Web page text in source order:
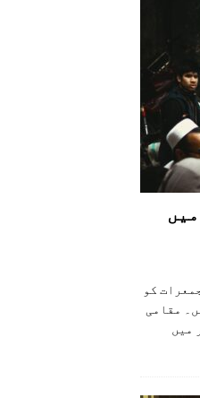
جمعرات کو
مقامی
میں